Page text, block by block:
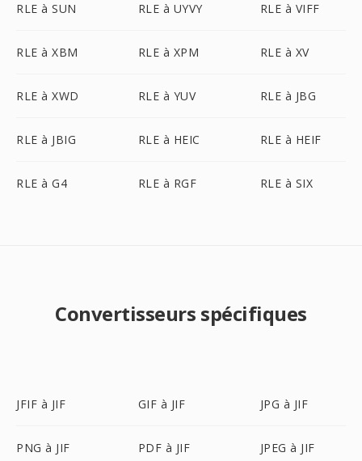
RLE à SUN RLE à UYVY RLE à VIFF
RLE à XBM RLE à XPM RLE à XV
RLE à XWD RLE à YUV RLE à JBG
RLE à JBIG RLE à HEIC RLE à HEIF
RLE à G4 RLE à RGF RLE à SIX
Convertisseurs spécifiques
JFIF à JIF GIF à JIF JPG à JIF
PNG à JIF PDF à JIF JPEG à JIF